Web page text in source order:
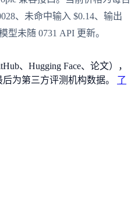
、未命中输入 $0.14、输出
型未随 0731 API 更新。
、Hugging Face、论文），
为第三方评测机构数据。
了